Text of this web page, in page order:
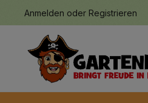
Zur Hauptnavigation
Anmelden oder Registrieren